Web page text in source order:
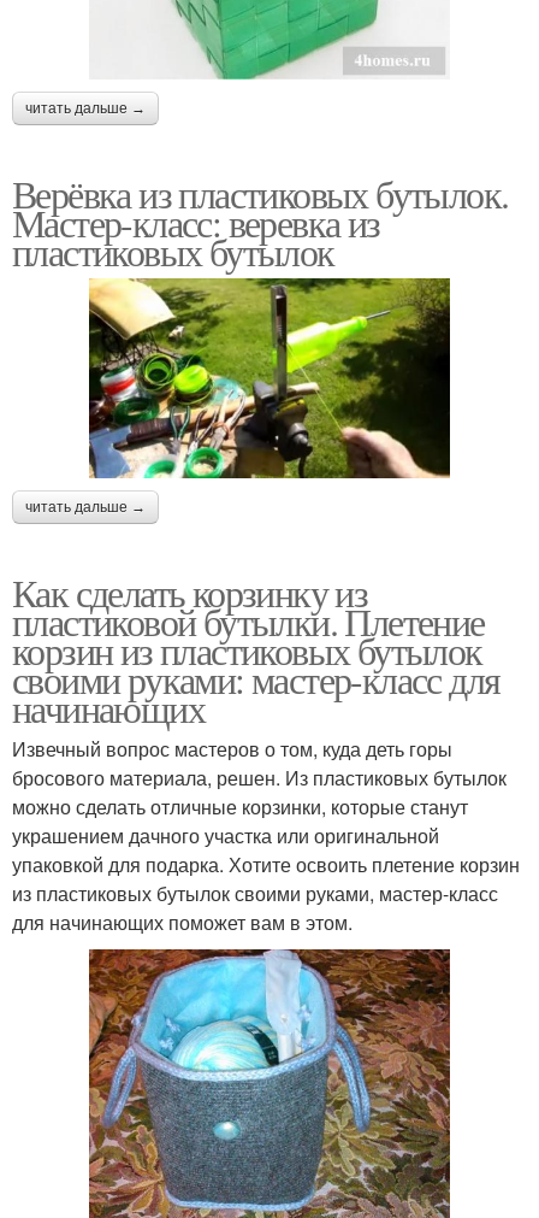
читать дальше →
Верёвка из пластиковых бутылок.
Мастер-класс: веревка из
пластиковых бутылок
читать дальше →
Как сделать корзинку из
пластиковой бутылки. Плетение
корзин из пластиковых бутылок
своими руками: мастер-класс для
начинающих
Извечный вопрос мастеров о том, куда деть горы
бросового материала, решен. Из пластиковых бутылок
можно сделать отличные корзинки, которые станут
украшением дачного участка или оригинальной
упаковкой для подарка. Хотите освоить плетение корзин
из пластиковых бутылок своими руками, мастер-класс
для начинающих поможет вам в этом.